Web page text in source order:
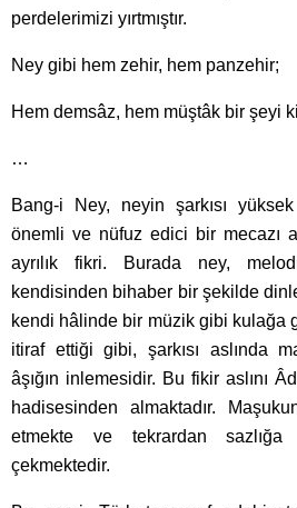
perdelerimizi yırtmıştır.
Ney gibi hem zehir, hem panzehir;
Hem demsâz, hem müştâk bir şeyi
…
Bang-i Ney, neyin şarkısı
önemli ve nüfuz edici bir mecazı
ayrılık fikri. Burada ney,
kendisinden bihaber bir şekilde
kendi hâlinde bir müzik gibi kulağa
itiraf ettiği gibi, şarkısı aslında
âşığın inlemesidir. Bu fikir aslını
hadisesinden almaktadır.
etmekte ve tekrardan
çekmektedir.